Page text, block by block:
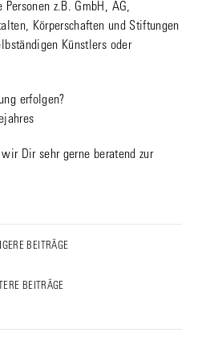
z.B. GmbH, AG,
Körperschaften und Stiftungen
Künstlers oder
erfolgen?
Dir sehr gerne beratend zur
BEITRÄGE
BEITRÄGE